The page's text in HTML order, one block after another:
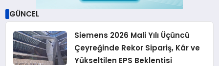
GÜNCEL
Siemens 2026 Mali Yılı Üçüncü
Çeyreğinde Rekor Sipariş, Kâr ve
Yükseltilen EPS Beklentisi